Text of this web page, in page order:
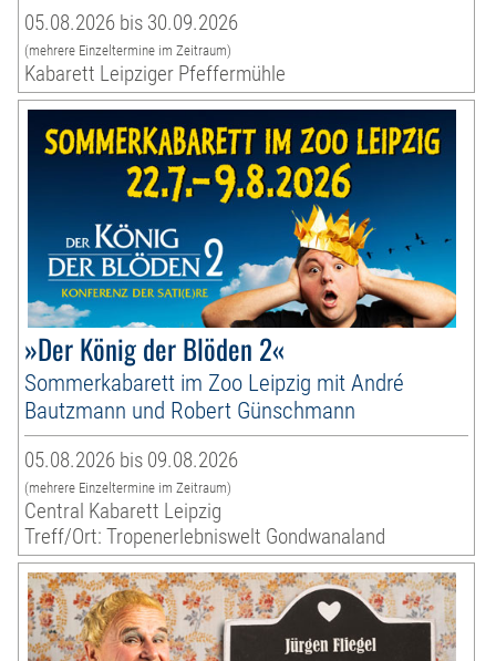
05.08.2026 bis 30.09.2026
(mehrere Einzeltermine im Zeitraum)
Kabarett Leipziger Pfeffermühle
»Der König der Blöden 2«
Sommerkabarett im Zoo Leipzig mit André
Bautzmann und Robert Günschmann
05.08.2026 bis 09.08.2026
(mehrere Einzeltermine im Zeitraum)
Central Kabarett Leipzig
Treff/Ort: Tropenerlebniswelt Gondwanaland